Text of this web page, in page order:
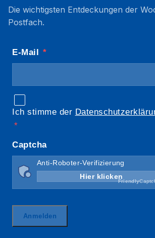
Die wichtigsten Entdeckungen der
Postfach.